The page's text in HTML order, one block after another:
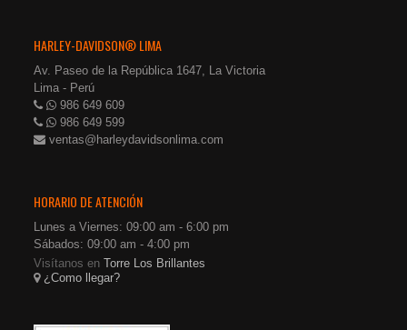
HARLEY-DAVIDSON® LIMA
Av. Paseo de la República 1647, La Victoria
Lima - Perú
986 649 609
986 649 599
ventas@harleydavidsonlima.com
HORARIO DE ATENCIÓN
Lunes a Viernes: 09:00 am - 6:00 pm
Sábados: 09:00 am - 4:00 pm
Visítanos enTorre Los Brillantes
¿Como llegar?